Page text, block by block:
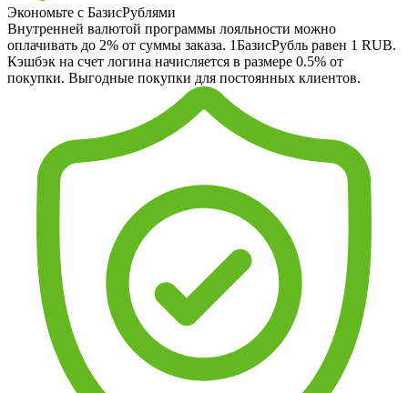
Экономьте с БазисРублями
Внутренней валютой программы лояльности можно
оплачивать до 2% от суммы заказа. 1БазисРубль равен 1 RUB.
Кэшбэк на счет логина начисляется в размере 0.5% от
покупки. Выгодные покупки для постоянных клиентов.